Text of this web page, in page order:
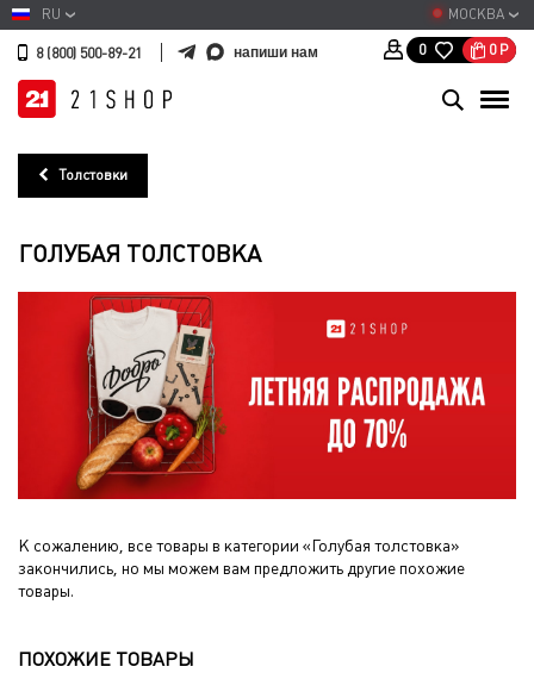
МОСКВА
RU
8 (800) 500-89-21 напиши нам 0 0 Р
Толстовки
ГОЛУБАЯ ТОЛСТОВКА
К сожалению, все товары в категории «Голубая толстовка»
закончились, но мы можем вам предложить другие похожие
товары.
ПОХОЖИЕ ТОВАРЫ